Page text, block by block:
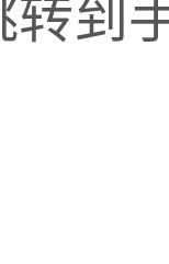
到
须规定专门的“